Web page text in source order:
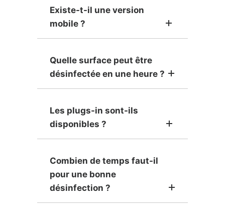
Existe-t-il une version
mobile ?
Quelle surface peut être
désinfectée en une heure ?
Les plugs-in sont-ils
disponibles ?
Combien de temps faut-il
pour une bonne
désinfection ?